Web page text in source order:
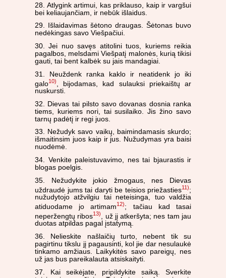
28. Atlygink artimui, kas priklauso, kaip ir vargšui
bei keliaujančiam, ir nebūk išlaidus.
29. Išlaidavimas šėtono draugas. Šėtonas buvo
nedėkingas savo Viešpačiui.
30. Jei nuo savęs atitolini tuos, kuriems reikia
pagalbos, melsdami Viešpatį malonės, kurią tikisi
gauti, tai bent kalbėk su jais mandagiai.
31. Neuždenk ranka kaklo ir neatidenk jo iki
galo10)
, bijodamas, kad sulauksi priekaištų ar
nuskursti.
32. Dievas tai pilsto savo dovanas dosnia ranka
tiems, kuriems nori, tai susilaiko. Jis žino savo
tarnų padėtį ir regi juos.
33. Nežudyk savo vaikų, baimindamasis skurdo;
išmaitinsim juos kaip ir jus. Nužudymas yra baisi
nuodėmė.
34. Venkite paleistuvavimo, nes tai bjaurastis ir
blogas poelgis.
35. Nežudykite jokio žmogaus, nes Dievas
uždraudė jums tai daryti be teisios priežasties11);
nužudytojo atžvilgiu tai neteisinga, tuo valdžia
atiduodame jo artimam12); tačiau kad tasai
neperžengtų ribos13)
, už jį atkeršyta; nes tam jau
duotas atpildas pagal įstatymą.
36. Nelieskite našlaičių turto, nebent tik su
pagirtinu tikslu jį pagausinti, kol jie dar nesulaukė
tinkamo amžiaus. Laikykitės savo pareigų, nes
už jas bus pareikalauta atsiskaityti.
37. Kai seikėjate, pripildykite saiką. Sverkite